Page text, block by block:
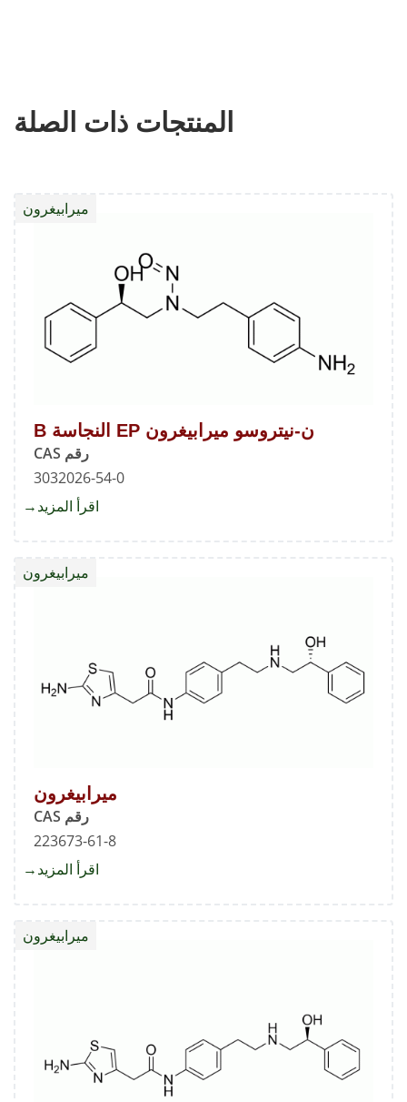
المنتجات ذات الصلة
ن-نيتروسو ميرابيغرون EP النجاسة B
رقم CAS
3032026-54-0
ميرابيغرون
اقرأ المزيد
ميرابيغرون
رقم CAS
223673-61-8
ميرابيغرون
اقرأ المزيد
ميرابيغرون